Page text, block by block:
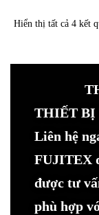
Hiển thị tất cả 4 kết
THIẾT BỊ
Liên hệ
FUJITEX
được tư
phù hợp